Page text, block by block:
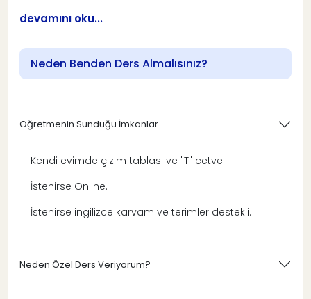
devamını oku...
Neden Benden Ders Almalısınız?
Öğretmenin Sunduğu İmkanlar
Kendi evimde çizim tablası ve "T" cetveli.
İstenirse Online.
İstenirse ingilizce karvam ve terimler destekli.
Neden Özel Ders Veriyorum?